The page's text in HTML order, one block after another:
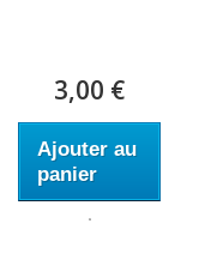
3,00 €
Ajouter au
panier